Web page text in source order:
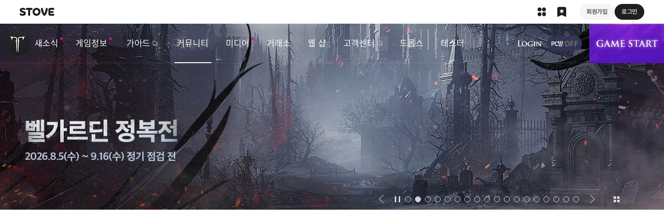
회원가입 로그인
내비게이션
새소식 게임정보 가이드 커뮤니티 미디어 거래소 웹 샵 고객센터 드롭스 테스터
상단 메뉴
이
&
업
데
이
트